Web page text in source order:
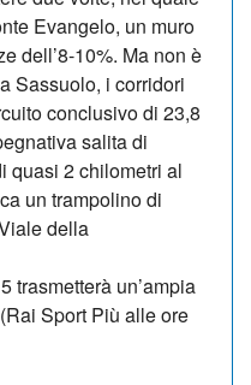
Evangelo, un muro
dell’8-10%. Ma non è
Sassuolo, i corridori
conclusivo di 23,8
salita di
quasi 2 chilometri al
un trampolino di
della
trasmetterà un’ampia
Sport Più alle ore